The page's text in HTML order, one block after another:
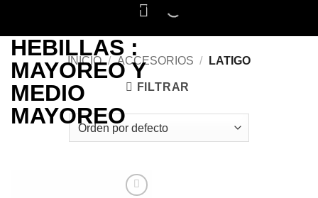
INICIO / ACCESORIOS / LATIGO
FILTRAR